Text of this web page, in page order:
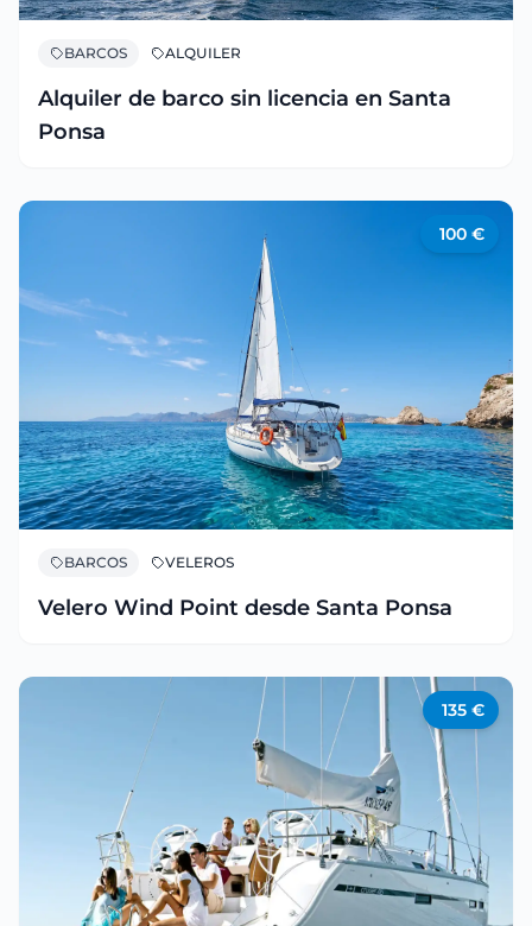
BARCOS ALQUILER
Alquiler de barco sin licencia en Santa
Ponsa
100 €
BARCOS VELEROS
Velero Wind Point desde Santa Ponsa
135 €